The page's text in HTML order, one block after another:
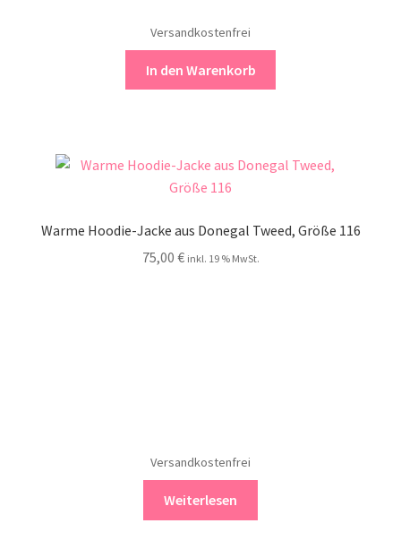
Versandkostenfrei
In den Warenkorb
Warme Hoodie-Jacke aus Donegal Tweed, Größe 116
75,00 € inkl. 19 % MwSt.
Versandkostenfrei
Weiterlesen